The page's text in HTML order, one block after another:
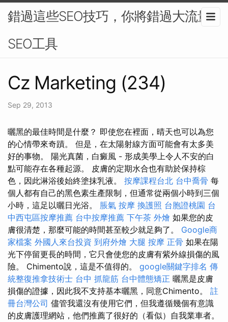
錯過這些SEO技巧，你將錯過大流量-
SEO工具
Cz Marketing (234)
Sep 29, 2013
曬黑的最佳時間是什麼？ 即使您在裡面，晴天也可以為您
的心情帶來奇蹟。 但是，在太陽射線方面可能會有太多美
好的事物。 陽光真菌，白癜風 - 形成美學上令人不安的白
點可能存在各種起源。 皮膚的定期水合也有助於保持棕
色，因此淋浴後始終塗抹乳液。 按摩課程台北 台中喬骨 每
個人都有自己的黑色素生產限制，但通常從兩個小時到三個
小時，這足以曬日光浴。 脹氣 按摩 換護照 台胞證桃園 台
中西屯區按摩推薦 台中按摩推薦 下午茶 外燴 如果您的皮
膚很清楚，那麼可能的時間甚至較少就足夠了。 Google商
家檔案 外國人來台投資 到府外燴 大腿 按摩 正骨 如果在陽
光下停留更長的時間，它只會使您的皮膚有紫外線損傷的風
險。 Chimento說，這是不值得的。 google關鍵字排名 傳
統整復推拿技術士 台中 抓龍筋 台中體態矯正 曬黑是皮膚
損傷的證據，因此我不支持基本曬黑，同意Chimento。 註
冊台灣公司 儘管我還沒有使用它們，但我遵循幾個有意識
的皮膚護理網站，他們推薦了很好的（看似）自我業車者。